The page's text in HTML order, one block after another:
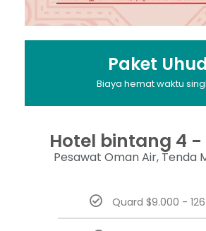
Paket Uhud
Biaya hemat waktu
Hotel bintang 4 -
Pesawat Oman Air, Tenda
Quard $9.000 -